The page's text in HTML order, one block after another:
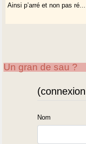
Ainsi p’arré et non pas ré...
Un gran de sau ?
Nom